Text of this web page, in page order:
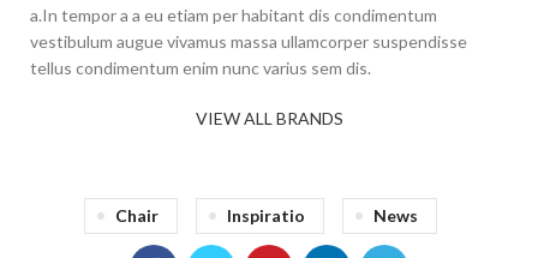
a.In tempor a a eu etiam per habitant dis condimentum
vestibulum augue vivamus massa ullamcorper suspendisse
tellus condimentum enim nunc varius sem dis.
VIEW ALL BRANDS
Chair Inspiratio News